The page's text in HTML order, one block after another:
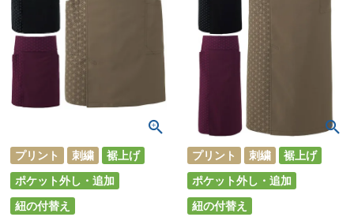
プリント 刺繍
裾上げ
ポケット外し・追加
紐の付替え
プリント 刺繍
裾上げ
ポケット外し・追加
紐の付替え